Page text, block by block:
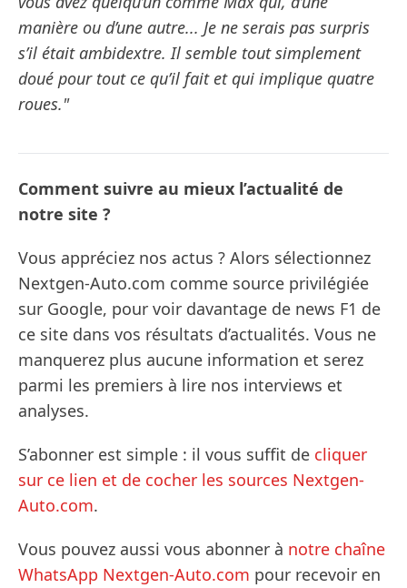
manière ou d’une autre... Je ne serais pas surpris
s’il était ambidextre. Il semble tout simplement
doué pour tout ce qu’il fait et qui implique quatre
roues."
Comment suivre au mieux l’actualité de
notre site ?
Vous appréciez nos actus ? Alors sélectionnez
Nextgen-Auto.com comme source privilégiée
sur Google, pour voir davantage de news F1 de
ce site dans vos résultats d’actualités. Vous ne
manquerez plus aucune information et serez
parmi les premiers à lire nos interviews et
analyses.
S’abonner est simple : il vous suffit de cliquer
sur ce lien et de cocher les sources Nextgen-
Auto.com.
Vous pouvez aussi vous abonner à notre chaîne
WhatsApp Nextgen-Auto.com pour recevoir en